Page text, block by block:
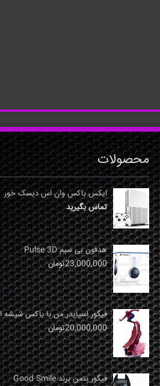
محصولات
ایکس باکس وان اس دیسک خور
تماس بگیرید
هدفون بی سیم Pulse 3D
23,000,000تومان
فیگور اسپایدر من با باکس شیشه
20,000,000تومان
فیگور بتمن برند Good Smile